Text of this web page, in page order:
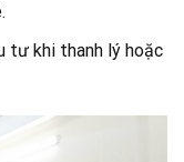
tư khi thanh lý hoặc